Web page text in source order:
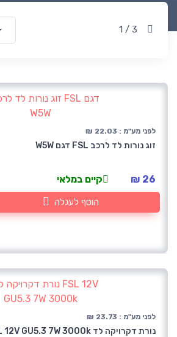
1 / 3
לפני מע"מ : 22.03 ₪
זוג נורות לד לרכב FSL דגם W5W
26 ₪ קיים במלאי
הוסף לעגלה
לפני מע"מ : 23.73 ₪
נורת דקרויקה לד FSL 12V GU5.3 7W 3000k